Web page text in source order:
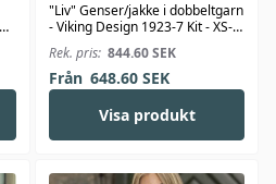
"Liv" Genser/jakke i dobbeltgarn
- Viking Design 1923-7 Kit - XS-
XXL - Viking Alpaca Bris
Rek. pris: 844.60SEK
Från 648.60SEK
Visa produkt